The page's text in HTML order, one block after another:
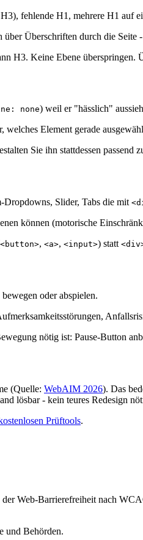
fehlende H1, mehrere H1 auf
über Überschriften durch die
H3. Keine Ebene
none) weil er "hässlich"
welches Element gerade
Sie ihn stattdessen
Slider, Tabs die mit
können (motorische
<button>, <a>, <input>) statt
oder abspielen.
nötig ist: Pause-Button
(Quelle: WebAIM 2026). Das
lösbar - kein teures Redesign
Prüftools.
Web-Barrierefreiheit nach
und Behörden.